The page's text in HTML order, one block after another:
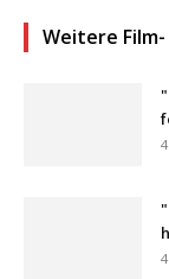
Weitere